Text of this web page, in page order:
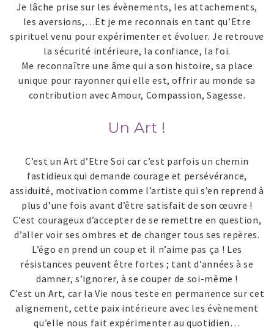
Je lâche prise sur les évènements, les attachements,
les aversions,…Et je me reconnais en tant qu’Etre
spirituel venu pour expérimenter et évoluer. Je retrouve
la sécurité intérieure, la confiance, la foi.
Me reconnaître une âme qui a son histoire, sa place
unique pour rayonner qui elle est, offrir au monde sa
contribution avec Amour, Compassion, Sagesse.
Un Art !
C’est un Art d’Etre Soi car c’est parfois un chemin
fastidieux qui demande courage et persévérance,
assiduité, motivation comme l’artiste qui s’en reprend à
plus d’une fois avant d’être satisfait de son œuvre !
C’est courageux d’accepter de se remettre en question,
d’aller voir ses ombres et de changer tous ses repères.
L’égo en prend un coup et il n’aime pas ça ! Les
résistances peuvent être fortes ; tant d’années à se
damner, s’ignorer, à se couper de soi-même !
C’est un Art, car la Vie nous teste en permanence sur cet
alignement, cette paix intérieure avec les évènement
qu’elle nous fait expérimenter au quotidien…